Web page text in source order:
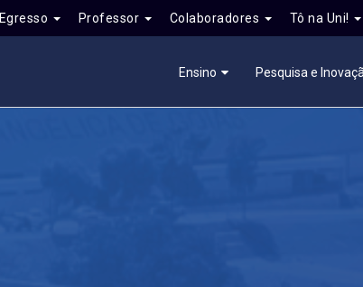
Egresso Professor Colaboradores Tô na Uni!
Ensino Pesquisa e